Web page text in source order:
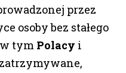
przez
osoby bez stałego
tym Polacy i